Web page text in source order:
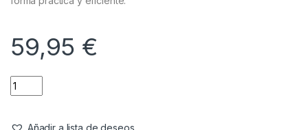
Si buscas flexibilidad absoluta en tus sesiones de pesca y
quieres estar preparado para cualquier escenario, la
tu carrete. Esta bobina original de Shimano te permite cambiar